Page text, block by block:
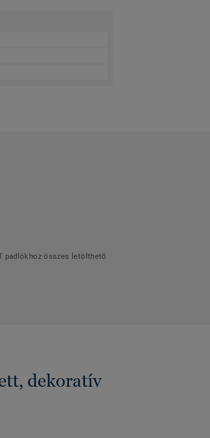
padlókhoz összes letölthető
dekoratív